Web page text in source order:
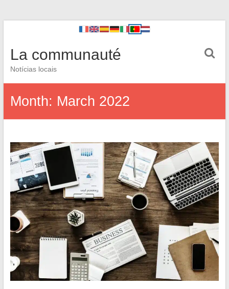
La communauté
Notícias locais
Month: March 2022